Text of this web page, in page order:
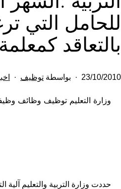
للحامل التي
بالتعاقد
تم
في
23/10/2010 بواسطة توظيف
وزارة التعليم توظيف وظائف
حددت وزارة التربية والتعليم آلية